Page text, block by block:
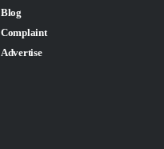
Blog
Complaint
Advertise